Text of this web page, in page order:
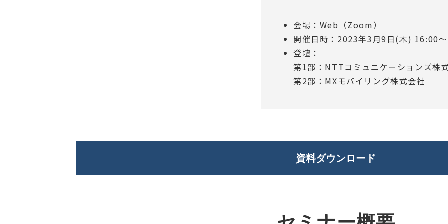
会場：Web（Zoom）
開催日時：2023年3月9日(木) 16:00
登壇：
第1部：NTTコミュニケーションズ株
第2部：MXモバイリング株式会社
資料ダウンロード